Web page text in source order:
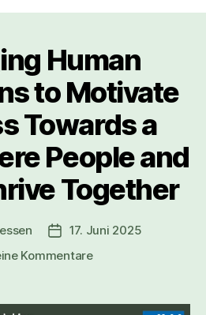
Human
to Motivate
Towards a
People and
Together
Veröffentlichungsdatum
17. Juni 2025
Kommentarezu
Aspirations